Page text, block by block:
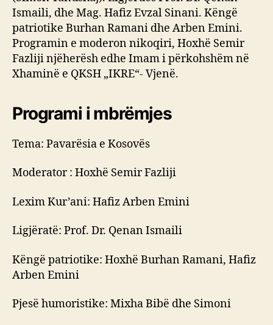
Ismaili, dhe Mag. Hafiz Evzal Sinani. Këngë
patriotike Burhan Ramani dhe Arben Emini.
Programin e moderon nikoqiri, Hoxhë Semir
Fazliji njëherësh edhe Imam i përkohshëm në
Xhaminë e QKSH „IKRE“- Vjenë.
Programi i mbrëmjes
Tema: Pavarësia e Kosovës
Moderator : Hoxhë Semir Fazliji
Lexim Kur’ani: Hafiz Arben Emini
Ligjëratë: Prof. Dr. Qenan Ismaili
Këngë patriotike: Hoxhë Burhan Ramani, Hafiz
Arben Emini
Pjesë humoristike: Mixha Bibë dhe Simoni